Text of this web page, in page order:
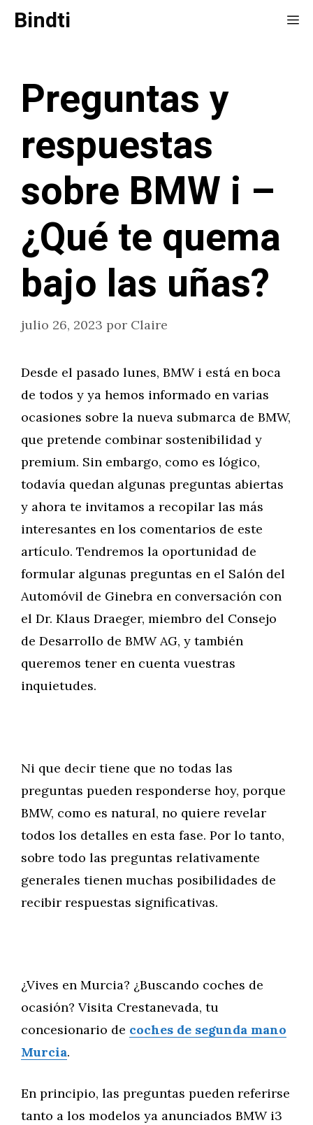
SaltarBindti
Preguntas y
respuestas
sobre BMW i –
¿Qué te quema
bajo las uñas?
julio 26, 2023 por Claire
Desde el pasado lunes, BMW i está en boca
de todos y ya hemos informado en varias
ocasiones sobre la nueva submarca de BMW,
que pretende combinar sostenibilidad y
premium. Sin embargo, como es lógico,
todavía quedan algunas preguntas abiertas
y ahora te invitamos a recopilar las más
interesantes en los comentarios de este
artículo. Tendremos la oportunidad de
formular algunas preguntas en el Salón del
Automóvil de Ginebra en conversación con
el Dr. Klaus Draeger, miembro del Consejo
de Desarrollo de BMW AG, y también
queremos tener en cuenta vuestras
inquietudes.
Ni que decir tiene que no todas las
preguntas pueden responderse hoy, porque
BMW, como es natural, no quiere revelar
todos los detalles en esta fase. Por lo tanto,
sobre todo las preguntas relativamente
generales tienen muchas posibilidades de
recibir respuestas significativas.
¿Vives en Murcia? ¿Buscando coches de
ocasión? Visita Crestanevada, tu
concesionario de coches de segunda mano
Murcia.
En principio, las preguntas pueden referirse
tanto a los modelos ya anunciados BMW i3